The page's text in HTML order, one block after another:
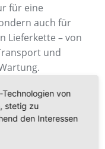
für eine
auch für
Lieferkette – von
und
nach
von
stetig zu
den Interessen